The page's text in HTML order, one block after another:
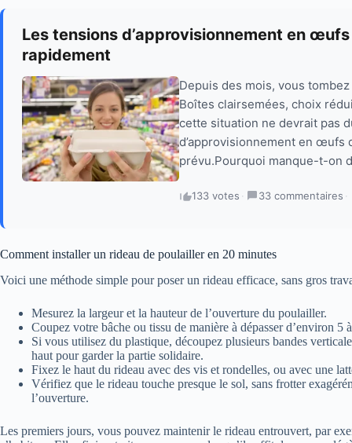
Les tensions d’approvisionnement en
rapidement
Depuis des mois, vous
Boîtes clairsemées, choix
cette situation ne devrait pas
d’approvisionnement en œufs
prévu.Pourquoi manque-t-on
133 votes · 33 commentaires ·
Comment installer un rideau de poulailler en 20 minutes
Voici une méthode simple pour poser un rideau efficace, sans gros
Mesurez la largeur et la hauteur de l’ouverture du poulailler.
Coupez votre bâche ou tissu de manière à dépasser d’environ 5
Si vous utilisez du plastique, découpez plusieurs bandes
haut pour garder la partie solidaire.
Fixez le haut du rideau avec des vis et rondelles, ou avec une
Vérifiez que le rideau touche presque le sol, sans frotter
l’ouverture.
Les premiers jours, vous pouvez maintenir le rideau entrouvert, par